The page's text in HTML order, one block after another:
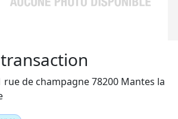
rue de champagne 78200 Mantes la